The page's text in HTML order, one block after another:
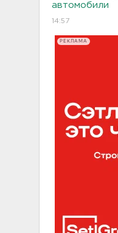
автомобили
14:57
РЕКЛАМА